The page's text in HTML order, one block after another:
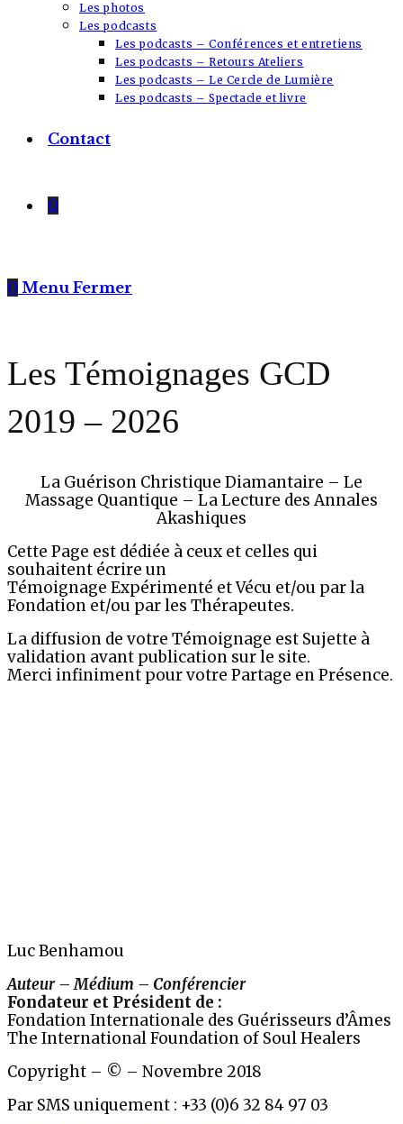
Les photos
Les podcasts
Les podcasts – Conférences et entretiens
Les podcasts – Retours Ateliers
Les podcasts – Le Cercle de Lumière
Les podcasts – Spectacle et livre
Contact
0
0 Menu Fermer
Les Témoignages GCD
2019 – 2026
La Guérison Christique Diamantaire – Le
Massage Quantique – La Lecture des Annales
Akashiques
Cette Page est dédiée à ceux et celles qui
souhaitent écrire un
Témoignage Expérimenté et Vécu et/ou par la
Fondation et/ou par les Thérapeutes.
La diffusion de votre Témoignage est Sujette à
validation avant publication sur le site.
Merci infiniment pour votre Partage en Présence.
Luc Benhamou
Auteur – Médium – Conférencier
Fondateur et Président de :
Fondation Internationale des Guérisseurs d’Âmes
The International Foundation of Soul Healers
Copyright – © – Novembre 2018
Par SMS uniquement : +33 (0)6 32 84 97 03